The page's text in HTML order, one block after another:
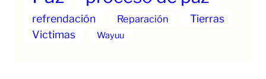
refrendación Reparación
Tierras
Victimas
Wayuu